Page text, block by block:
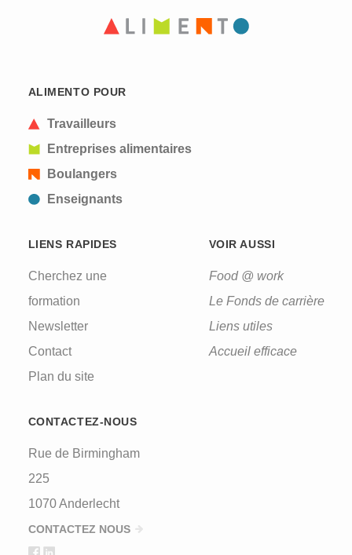
ALIMENTO POUR
Travailleurs
Entreprises alimentaires
Boulangers
Enseignants
LIENS RAPIDES
Cherchez une
formation
Newsletter
Contact
Plan du site
VOIR AUSSI
Food @ work
Le Fonds de carrière
Liens utiles
Accueil efficace
CONTACTEZ-NOUS
Rue de Birmingham
225
1070 Anderlecht
CONTACTEZ NOUS